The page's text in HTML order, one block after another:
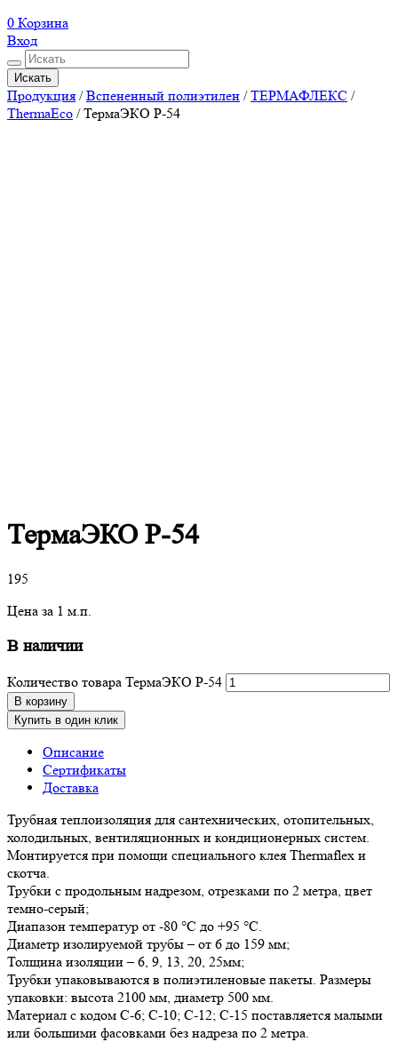
0 Корзина
Вход
Искать
Продукция /Вспененный полиэтилен /ТЕРМАФЛЕКС /
ThermaEco /ТермаЭКО P-54
ТермаЭКО P-54
195
Цена за 1 м.п.
В наличии
Количество товара ТермаЭКО P-54
В корзину
Купить в один клик
Описание
Сертификаты
Доставка
Трубная теплоизоляция для сантехнических, отопительных,
холодильных, вентиляционных и кондиционерных систем.
Монтируется при помощи специального клея Thermaflex и
скотча.
Трубки с продольным надрезом, отрезками по 2 метра, цвет
темно-серый;
Диапазон температур от -80 °С до +95 °С.
Диаметр изолируемой трубы – от 6 до 159 мм;
Толщина изоляции – 6, 9, 13, 20, 25мм;
Трубки упаковываются в полиэтиленовые пакеты. Размеры
упаковки: высота 2100 мм, диаметр 500 мм.
Материал с кодом С-6; С-10; С-12; С-15 поставляется малыми
или большими фасовками без надреза по 2 метра.